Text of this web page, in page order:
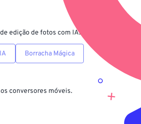
Salvar como predefinição
edição de fotos com IA.
Borracha Mágica
conversores móveis.